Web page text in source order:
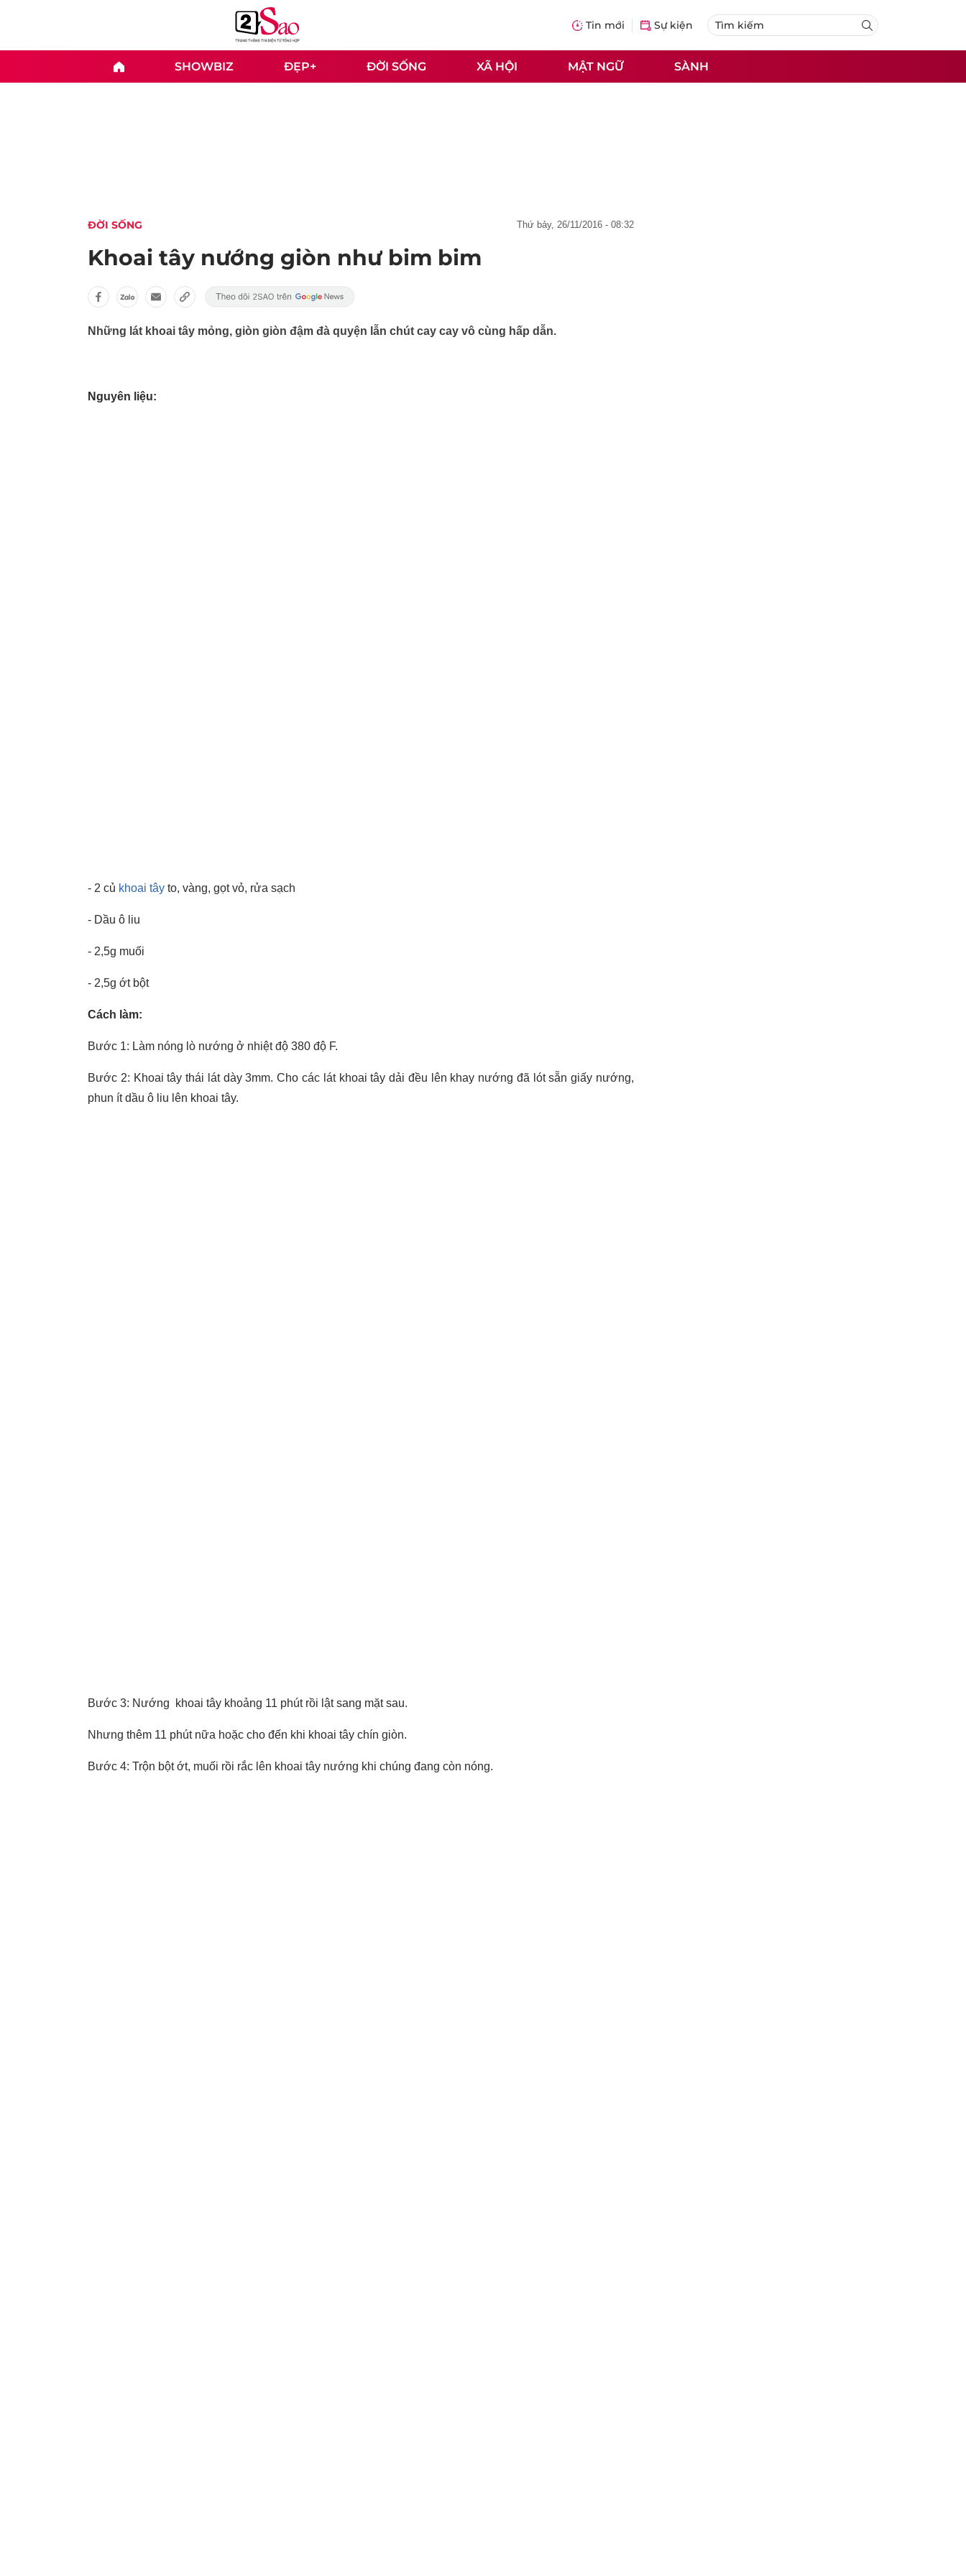
Tin mới Sự kiện
SHOWBIZ ĐẸP+ ĐỜI SỐNG XÃ HỘI MẬT NGỮ SÀNH
ĐỜI SỐNG thứ bảy, 26/11/2016 - 08:32
Khoai tây nướng giòn như bim bim
Những lát khoai tây mỏng, giòn giòn đậm đà quyện lẫn chút cay cay vô cùng hấp dẫn.
Nguyên liệu:
- 2 củ khoai tây to, vàng, gọt vỏ, rửa sạch
- Dầu ô liu
- 2,5g muối
- 2,5g ớt bột
Cách làm:
Bước 1: Làm nóng lò nướng ở nhiệt độ 380 độ F.
Bước 2: Khoai tây thái lát dày 3mm. Cho các lát khoai tây dải đều lên khay nướng đã lót sẵn giấy nướng,
phun ít dầu ô liu lên khoai tây.
Bước 3: Nướng khoai tây khoảng 11 phút rồi lật sang mặt sau.
Nhưng thêm 11 phút nữa hoặc cho đến khi khoai tây chín giòn.
Bước 4: Trộn bột ớt, muối rồi rắc lên khoai tây nướng khi chúng đang còn nóng.